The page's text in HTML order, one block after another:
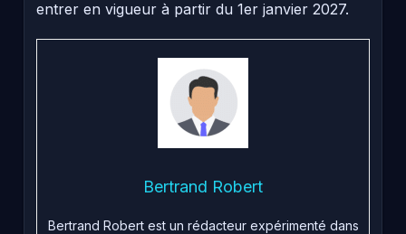
entrer en vigueur à partir du 1er janvier 2027.
Bertrand Robert
Bertrand Robert est un rédacteur expérimenté dans